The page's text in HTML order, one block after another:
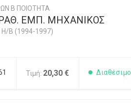
Β ΠΟΙΟΤΗΤΑ
ΕΜΠ. ΜΗΧΑΝΙΚΟΣ
H/B (1994-1997)
Τιμή: 20,30 € Διαθέσιμο